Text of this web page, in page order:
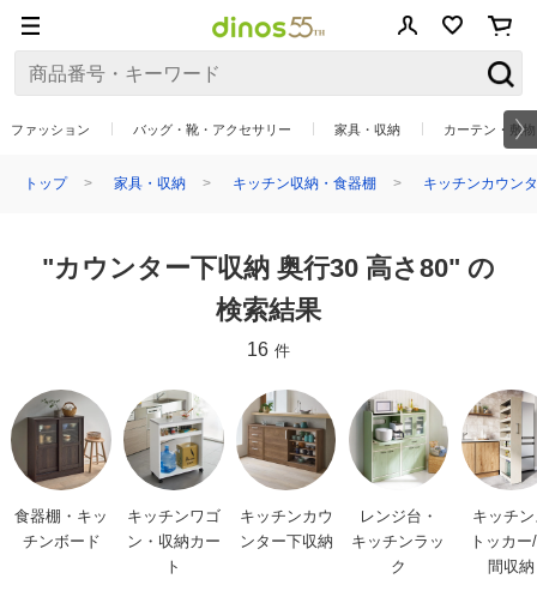
ファッション バッグ・靴・アクセサリー 家具・収納 カーテン・敷
トップ 家具・収納 キッチン収納・食器棚 キッチンカウン
"カウンター下収納 奥行30 高さ80" の
検索結果
16 件
食器棚・キッ
チンボード
キッチンワゴ
ン・収納カー
ト
キッチンカウ
ンター下収納
レンジ台・
キッチンラッ
ク
キッチ
トッカー
間収納